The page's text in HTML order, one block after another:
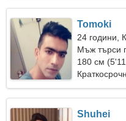
Tomoki
24 години,
Мъж търси
180 см
Shuhei